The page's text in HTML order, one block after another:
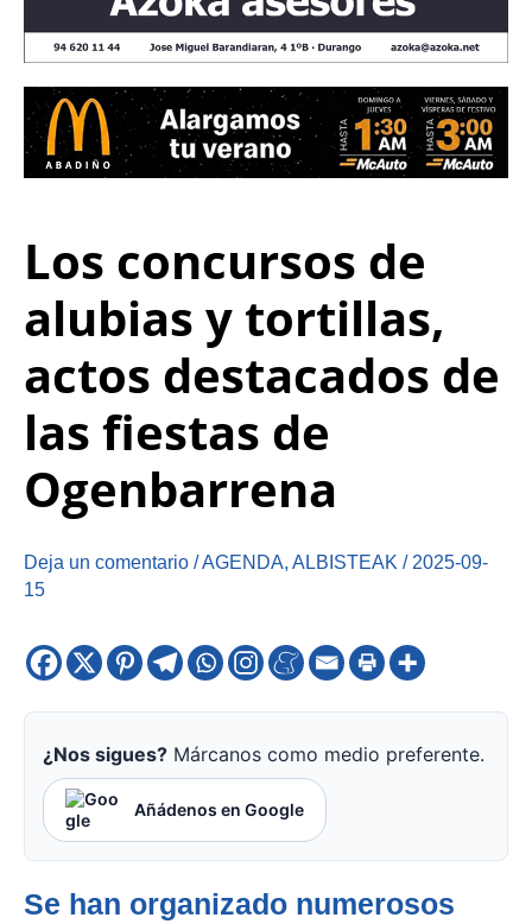
Los concursos de
alubias y tortillas,
actos destacados de
las fiestas de
Ogenbarrena
Deja un comentario /AGENDA, ALBISTEAK / 2025-09-
15
¿Nos sigues? Márcanos como medio preferente.
Añádenos en Google
Se han organizado numerosos